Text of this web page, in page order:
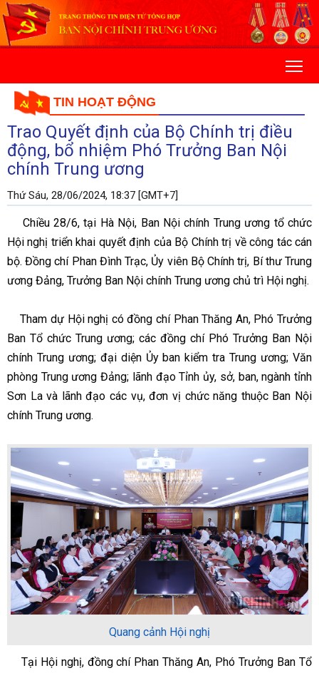
TIN HOẠT ĐỘNG
Trao Quyết định của Bộ Chính trị điều
động, bổ nhiệm Phó Trưởng Ban Nội
chính Trung ương
Thứ Sáu, 28/06/2024, 18:37 [GMT+7]
Chiều 28/6, tại Hà Nội, Ban Nội chính Trung ương tổ chức
Hội nghị triển khai quyết định của Bộ Chính trị về công tác cán
bộ. Đồng chí Phan Đình Trạc, Ủy viên Bộ Chính trị, Bí thư Trung
ương Đảng, Trưởng Ban Nội chính Trung ương chủ trì Hội nghị.
Tham dự Hội nghị có đồng chí Phan Thăng An, Phó Trưởng
Ban Tổ chức Trung ương; các đồng chí Phó Trưởng Ban Nội
chính Trung ương; đại diện Ủy ban kiểm tra Trung ương; Văn
phòng Trung ương Đảng; lãnh đạo Tỉnh ủy, sở, ban, ngành tỉnh
Sơn La và lãnh đạo các vụ, đơn vị chức năng thuộc Ban Nội
chính Trung ương.
Quang cảnh Hội nghị
Tại Hội nghị, đồng chí Phan Thăng An, Phó Trưởng Ban Tổ